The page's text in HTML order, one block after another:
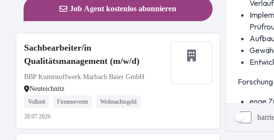
Job Agent kostenlos abonnieren
Sachbearbeiter/in
Qualitätsmanagement (m/w/d)
BBP Kunststoffwerk Marbach Baier GmbH
Neuteichnitz
Vollzeit Firmenevents Weihnachtsgeld
28.07.2026